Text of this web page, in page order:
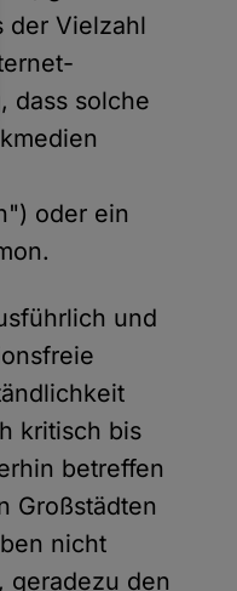
der Vielzahl
dass solche
oder ein
und
kritisch bis
betreffen
Großstädten
nicht
geradezu den